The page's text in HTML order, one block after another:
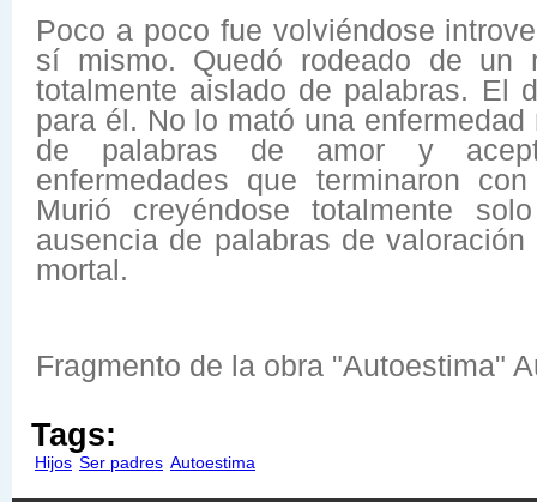
Poco a poco fue volviéndose
sí mismo. Quedó rodeado de un
totalmente aislado de palabras. El
para él. No lo mató una
de palabras de amor y
enfermedades que terminaron
Murió creyéndose totalmente
ausencia de palabras de
mortal.
Fragmento de la obra "Autoestima"
Tags:
Hijos Ser padres Autoestima